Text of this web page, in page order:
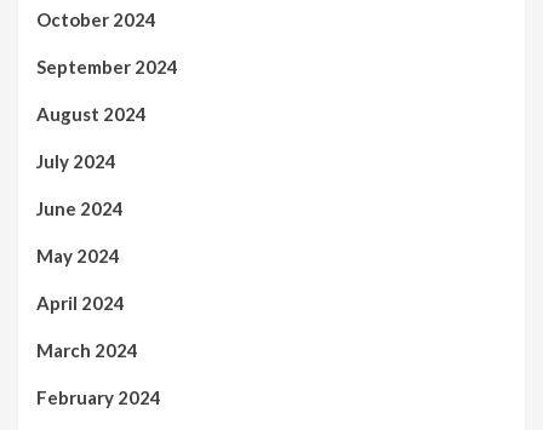
October 2024
September 2024
August 2024
July 2024
June 2024
May 2024
April 2024
March 2024
February 2024